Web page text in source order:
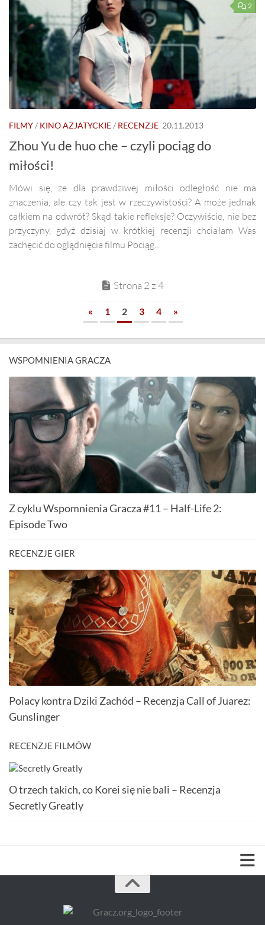
2
FILMY/ KINO AZJATYCKIE/ RECENZJE 20.11.2013
Zhou Yu de huo che – czyli pociąg do
miłości!
Mówi się, że dla prawdziwej miłości odległość nie ma
znaczenia, ale czy tak jest w rzeczywistości? A może jednak
całkiem na odwrót? Skąd takie refleksje? Oczywiście, nie bez
przyczyny, gdyż dzisiaj w krótkiej recenzji chciałam Was
zachęcić do oglądnięcia filmu Pociąg...
Strona 2 z 4
« 1 2 3 4 »
WSPOMNIENIA GRACZA
Z cyklu Wspomnienia Gracza #11 – Half-Life 2:
Episode Two
RECENZJE GIER
Polacy kontra Dziki Zachód – Recenzja Call of Juarez:
Gunslinger
RECENZJE FILMÓW
O trzech takich, co Korei się nie bali – Recenzja
Secretly Greatly